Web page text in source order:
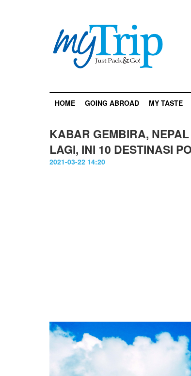
HOME GOING ABROAD MY TASTE
KABAR GEMBIRA,
LAGI, INI 10 DESTINASI
2021-03-22 14:20